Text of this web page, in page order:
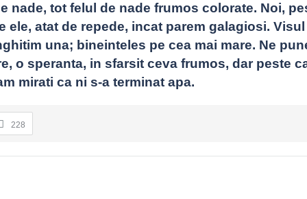
ritm: vine din obiceiuri, sens și relații, nu din explozii constante de
Micile mișcări reactivează capacitatea de bucurie; apoi revino
nade, tot felul de nade frumos colorate. Noi,
ele, atat de repede, incat parem galagiosi.
una; bineinteles pe cea mai mare. Ne
o speranta, in sfarsit ceva frumos, dar peste
mirati ca ni s-a terminat apa.
228